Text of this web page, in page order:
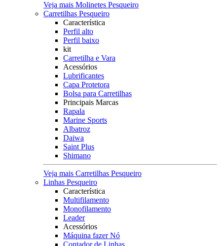
Veja mais Molinetes Pesqueiro
Carretilhas Pesqueiro
Característica
Perfil alto
Perfil baixo
kit
Carretilha e Vara
Acessórios
Lubrificantes
Capa Protetora
Bolsa para Carretilhas
Principais Marcas
Rapala
Marine Sports
Albatroz
Daiwa
Saint Plus
Shimano
Veja mais Carretilhas Pesqueiro
Linhas Pesqueiro
Característica
Multifilamento
Monofilamento
Leader
Acessórios
Máquina fazer Nó
Contador de Linhas